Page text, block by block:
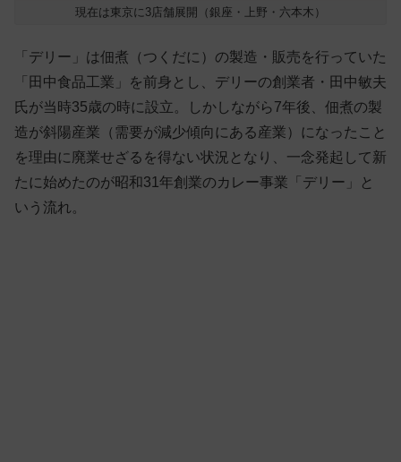
現在は東京に3店舗展開（銀座・上野・六本木）
「デリー」は佃煮（つくだに）の製造・販売を行っていた
「田中食品工業」を前身とし、デリーの創業者・田中敏夫
氏が当時35歳の時に設立。しかしながら7年後、佃煮の製
造が斜陽産業（需要が減少傾向にある産業）になったこと
を理由に廃業せざるを得ない状況となり、一念発起して新
たに始めたのが昭和31年創業のカレー事業「デリー」と
いう流れ。